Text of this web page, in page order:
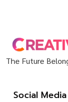
The Future
Social Media